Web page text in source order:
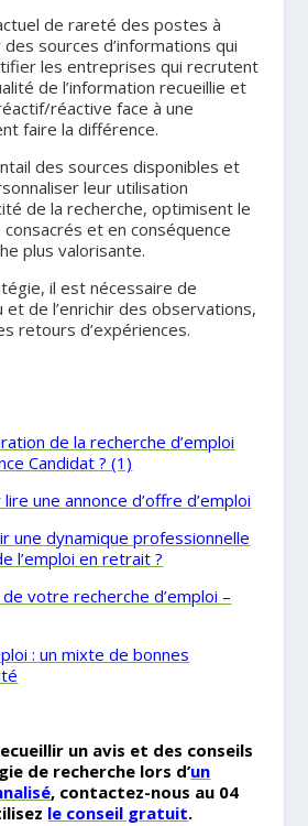
de rareté des postes à
sources d’informations qui
les entreprises qui recrutent
de l’information recueillie et
réactive face à une
faire la différence.
des sources disponibles et
leur utilisation
de la recherche, optimisent le
et en conséquence
plus valorisante.
il est nécessaire de
et de l’enrichir des observations,
retours d’expériences.
de la recherche d’emploi
Candidat ? (1)
une annonce d’offre d’emploi
une dynamique professionnelle
l’emploi en retrait ?
votre recherche d’emploi –
: un mixte de bonnes
un avis et des conseils
de recherche lors d’un
, contactez-nous au 04
le conseil gratuit.